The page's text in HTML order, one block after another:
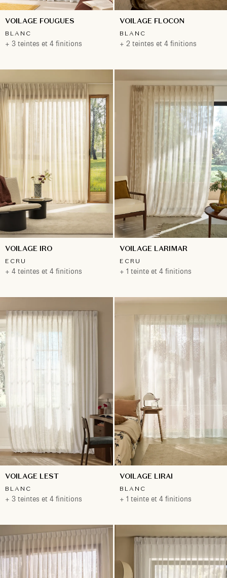
VOILAGE FOUGUES
BLANC
+ 3 teintes et 4 finitions
VOILAGE FLOCON
BLANC
+ 2 teintes et 4 finitions
VOILAGE IRO
ECRU
+ 4 teintes et 4 finitions
VOILAGE LARIMAR
ECRU
+ 1 teinte et 4 finitions
VOILAGE LEST
BLANC
+ 3 teintes et 4 finitions
VOILAGE LIRAI
BLANC
+ 1 teinte et 4 finitions